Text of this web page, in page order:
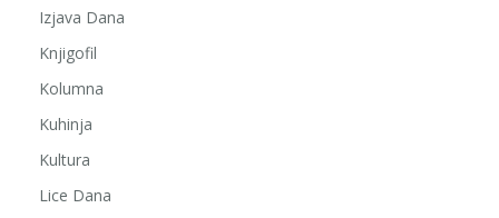
Izjava Dana
Knjigofil
Kolumna
Kuhinja
Kultura
Lice Dana